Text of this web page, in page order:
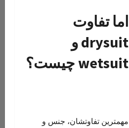
اما تفاوت
drysuit و
wetsuit چیست؟
مهمترین تفاوتشان، جنس و